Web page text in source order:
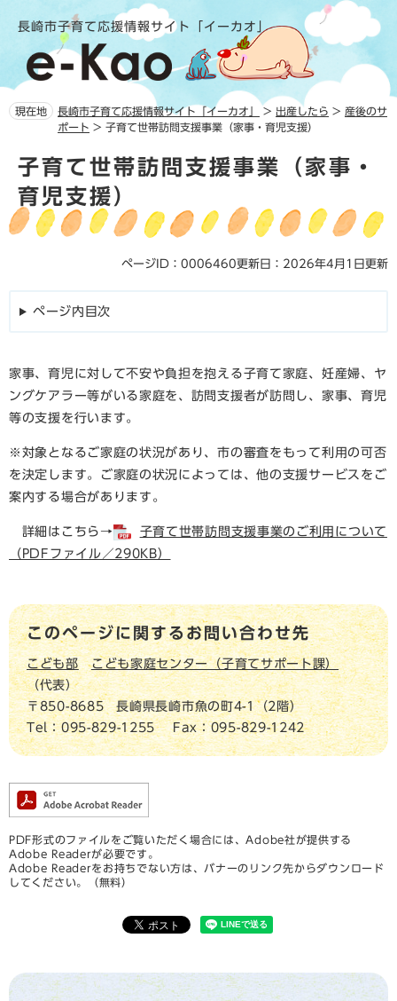
頭
で
飛
ば
長崎市子育て応援情報サイト「イーカオ」
現在地 長崎市子育て応援情報サイト「イーカオ」 > 出産したら > 産後のサ
ポート > 子育て世帯訪問支援事業（家事・育児支援）
文子育て世帯訪問支援事業（家事・
育児支援）
ページID：0006460更新日：2026年4月1日更新
ページ内目次
家事、育児に対して不安や負担を抱える子育て家庭、妊産婦、ヤ
ングケアラー等がいる家庭を、訪問支援者が訪問し、家事、育児
等の支援を行います。
※対象となるご家庭の状況があり、市の審査をもって利用の可否
を決定します。ご家庭の状況によっては、他の支援サービスをご
案内する場合があります。
詳細はこちら→
子育て世帯訪問支援事業のご利用について
（PDFファイル／290KB）
このページに関するお問い合わせ先
こども部
こども家庭センター（子育てサポート課）
代表
〒850-8685
長崎県長崎市魚の町4-1（2階）
Tel：095-829-1255
Fax：095-829-1242
PDF形式のファイルをご覧いただく場合には、Adobe社が提供する
Adobe Readerが必要です。
Adobe Readerをお持ちでない方は、バナーのリンク先からダウンロード
してください。（無料）